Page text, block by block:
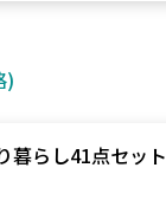
)
暮らし41点セット